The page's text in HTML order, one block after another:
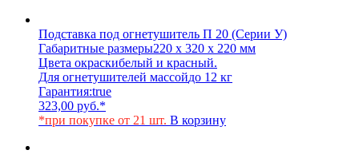
Подставка под огнетушитель П 20 (Серии У)
Габаритные размеры220 х 320 х 220 мм
Цвета окраскибелый и красный.
Для огнетушителей массойдо 12 кг
Гарантия:true
323,00 руб.*
*при покупке от 21 шт. В корзину